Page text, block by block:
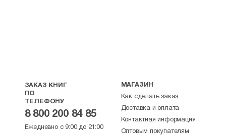
ЗАКАЗ КНИГ
ПО
ТЕЛЕФОНУ
8 800 200 84 85
Ежедневно с 9:00 до 21:00
МАГАЗИН
Как сделать заказ
Доставка и оплата
Контактная информация
Оптовым покупателям